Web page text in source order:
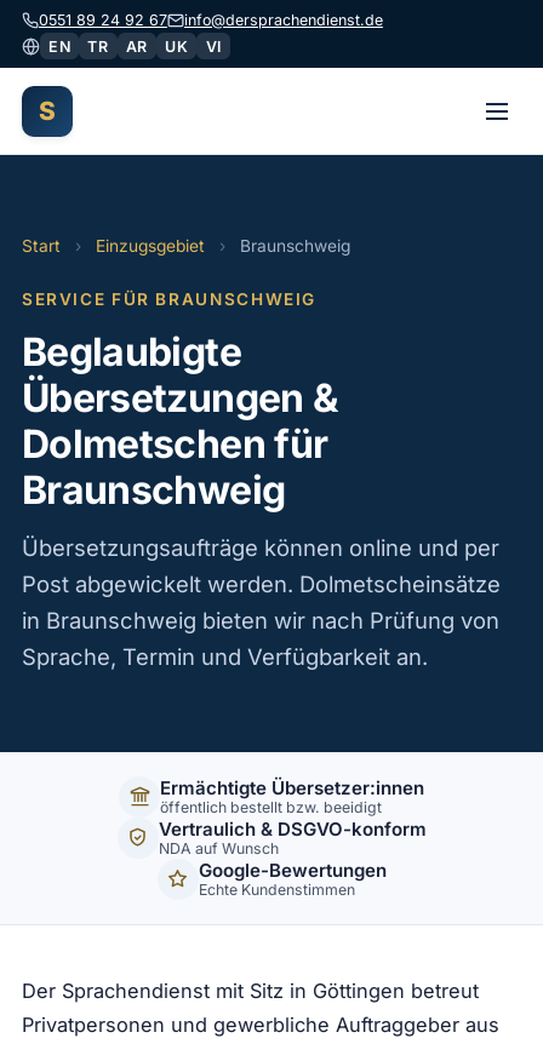
0551 89 24 92 67
info@dersprachendienst.de
EN
TR AR UK VI
S
Start › Einzugsgebiet › Braunschweig
SERVICE FÜR BRAUNSCHWEIG
Beglaubigte
Übersetzungen &
Dolmetschen für
Braunschweig
Übersetzungsaufträge können online und per
Post abgewickelt werden. Dolmetscheinsätze
in Braunschweig bieten wir nach Prüfung von
Sprache, Termin und Verfügbarkeit an.
Ermächtigte Übersetzer:innen
öffentlich bestellt bzw. beeidigt
Vertraulich & DSGVO-konform
NDA auf Wunsch
Google-Bewertungen
Echte Kundenstimmen
Der Sprachendienst mit Sitz in Göttingen betreut
Privatpersonen und gewerbliche Auftraggeber aus